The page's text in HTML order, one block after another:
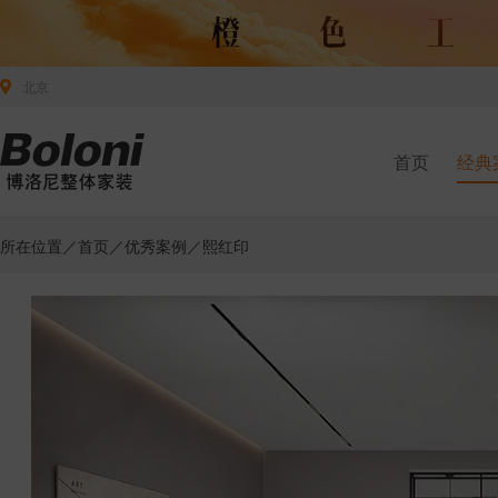
首页 经典
所在位置／首页 ／优秀案例 ／熙红印